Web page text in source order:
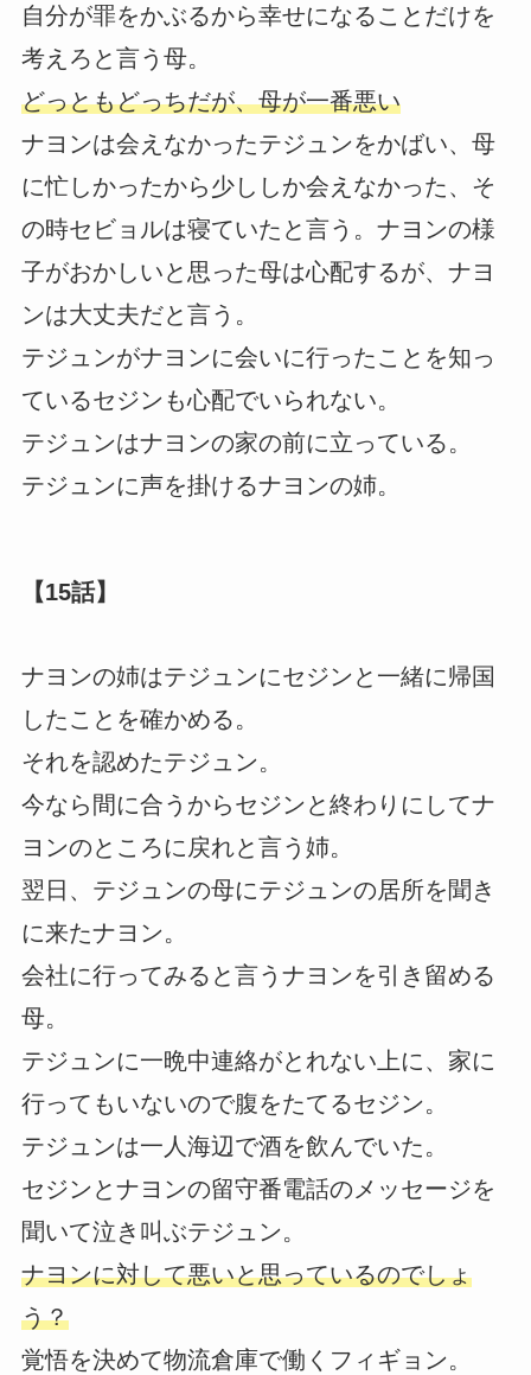
自分が罪をかぶるから幸せになることだけを
考えろと言う母。
どっともどっちだが、母が一番悪い
ナヨンは会えなかったテジュンをかばい、母
に忙しかったから少ししか会えなかった、そ
の時セビョルは寝ていたと言う。ナヨンの様
子がおかしいと思った母は心配するが、ナヨ
ンは大丈夫だと言う。
テジュンがナヨンに会いに行ったことを知っ
ているセジンも心配でいられない。
テジュンはナヨンの家の前に立っている。
テジュンに声を掛けるナヨンの姉。
【15話】
ナヨンの姉はテジュンにセジンと一緒に帰国
したことを確かめる。
それを認めたテジュン。
今なら間に合うからセジンと終わりにしてナ
ヨンのところに戻れと言う姉。
翌日、テジュンの母にテジュンの居所を聞き
に来たナヨン。
会社に行ってみると言うナヨンを引き留める
母。
テジュンに一晩中連絡がとれない上に、家に
行ってもいないので腹をたてるセジン。
テジュンは一人海辺で酒を飲んでいた。
セジンとナヨンの留守番電話のメッセージを
聞いて泣き叫ぶテジュン。
ナヨンに対して悪いと思っているのでしょ
う？
覚悟を決めて物流倉庫で働くフィギョン。